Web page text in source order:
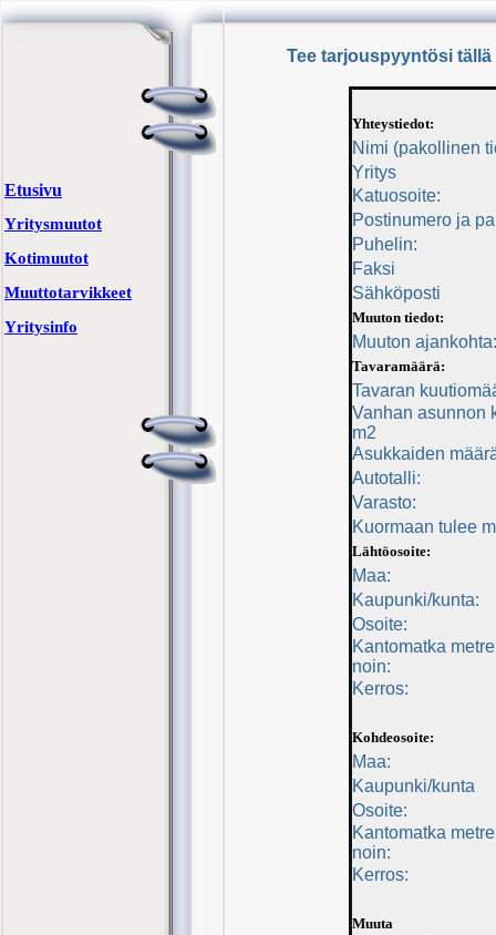
Etusivu
Yritysmuutot
Kotimuutot
Muuttotarvikkeet
Yritysinfo
Tee tarjouspyyntösi
Yhteystiedot:
Nimi (pakollinen
Yritys
Katuosoite:
Postinumero ja
Puhelin:
Faksi
Sähköposti
Muuton tiedot:
Muuton ajankohta:
Tavaramäärä:
Tavaran
Vanhan asunnon
m2
Asukkaiden
Autotalli:
Varasto:
Kuormaan tulee
Lähtöosoite:
Maa:
Kaupunki/kunta:
Osoite:
Kantomatka
noin:
Kerros:
Kohdeosoite:
Maa:
Kaupunki/kunta
Osoite:
Kantomatka
noin:
Kerros:
Muuta